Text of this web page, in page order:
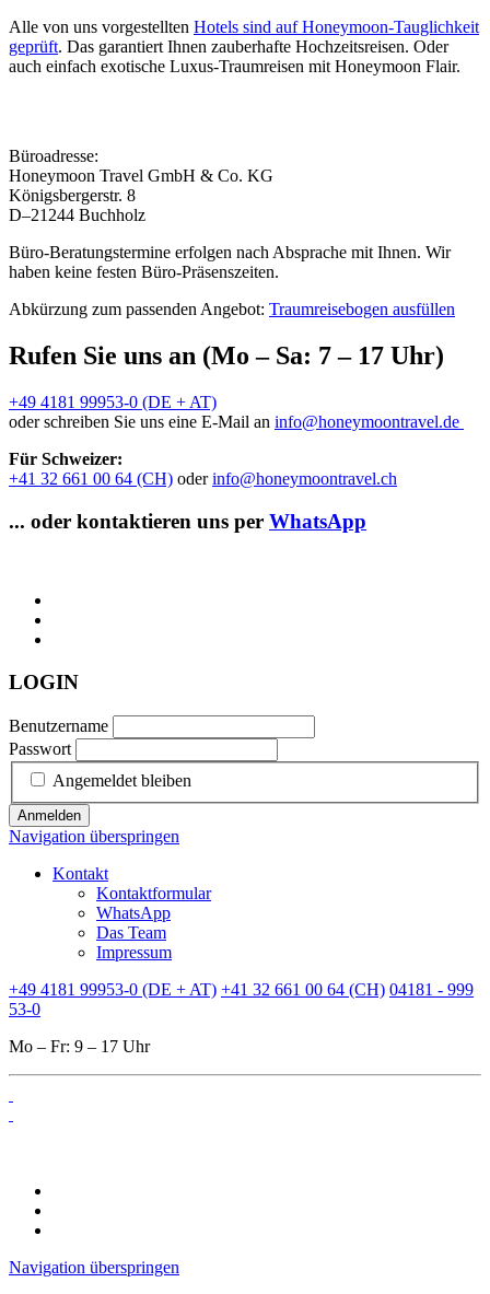
Alle von uns vorgestellten Hotels sind auf Honeymoon-Tauglichkeit
geprüft. Das garantiert Ihnen zauberhafte Hochzeitsreisen. Oder
auch einfach exotische Luxus-Traumreisen mit Honeymoon Flair.
Büroadresse:
Honeymoon Travel GmbH & Co. KG
Königsbergerstr. 8
D–21244 Buchholz
Büro-Beratungstermine erfolgen nach Absprache mit Ihnen. Wir
haben keine festen Büro-Präsenszeiten.
Abkürzung zum passenden Angebot: Traumreisebogen ausfüllen
Rufen Sie uns an (Mo – Sa: 7 – 17 Uhr)
+49 4181 99953-0 (DE + AT)
oder schreiben Sie uns eine E-Mail an info@honeymoontravel.de
Für Schweizer:
+41 32 661 00 64 (CH) oderinfo@honeymoontravel.ch
... oder kontaktieren uns per WhatsApp
LOGIN
Benutzername
Passwort
Angemeldet bleiben
Anmelden
Navigation überspringen
Kontakt
Kontaktformular
WhatsApp
Das Team
Impressum
+49 4181 99953-0 (DE + AT) +41 32 661 00 64 (CH) 04181 - 999
53-0
Mo – Fr: 9 – 17 Uhr
Navigation überspringen